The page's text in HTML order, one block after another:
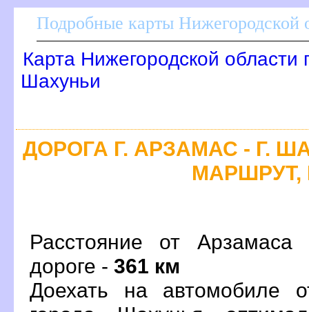
Подробные карты Нижегородской
Карта Нижегородской области
Шахуньи
ДОРОГА Г. АРЗАМАС - Г.
МАРШРУТ,
Расстояние от
дороге - 361 км
Доехать на автомобиле